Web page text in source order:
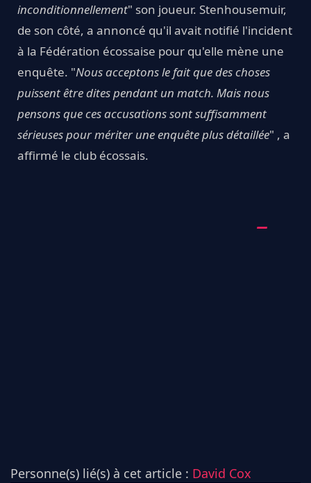
inconditionnellement" son joueur. Stenhousemuir,
de son côté, a annoncé qu'il avait notifié l'incident
à la Fédération écossaise pour qu'elle mène une
enquête. "Nous acceptons le fait que des choses
puissent être dites pendant un match. Mais nous
pensons que ces accusations sont suffisamment
sérieuses pour mériter une enquête plus détaillée" , a
affirmé le club écossais.
Personne(s) lié(s) à cet article : David Cox